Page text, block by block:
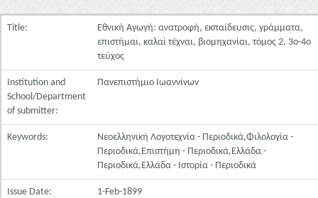
Title:
Εθνική Αγωγή: ανατροφή, εκπαίδευσις, γράμματα,
επιστήμαι, καλαί τέχναι, βιομηχανίαι, τόμος 2, 3ο-4ο
τεύχος
Institution and
School/Department
of submitter:
Πανεπιστήμιο Ιωαννίνων
Keywords:
Νεοελληνική Λογοτεχνία - Περιοδικά,Φιλολογία -
Περιοδικά,Επιστήμη - Περιοδικά,Ελλάδα -
Περιοδικά,Ελλάδα - Ιστορία - Περιοδικά
Issue Date:
1-Feb-1899